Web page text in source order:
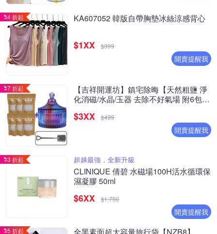
4 折起 KA607052 韓版自帶胸墊冰絲涼感背心
$1XX $399
開賣提醒我
7 折起
【吉祥開運坊】鎮宅除晦【天然粗鹽 淨
化消磁/水晶/玉器 去除不好氣場 附6包海
$3XX $499
開賣提醒我
3 折起 超越最強，全新升級
CLINIQUE 倩碧 水磁場100H活水循環保
濕凝膠 50ml
$6XX $1,750
開賣提醒我
5 折起